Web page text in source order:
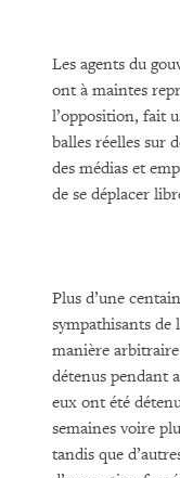
Les agents du
ont à maintes
l’opposition, fait
balles réelles sur
des médias et
de se déplacer
Plus d’une
sympathisants de
manière
détenus pendant
eux ont été
semaines voire
tandis que